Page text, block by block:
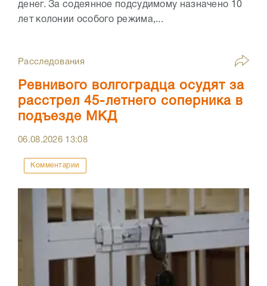
денег. За содеянное подсудимому назначено 10
лет колонии особого режима,...
Расследования
Ревнивого волгоградца осудят за
расстрел 45-летнего соперника в
подъезде МКД
06.08.2026 13:08
Комментарии